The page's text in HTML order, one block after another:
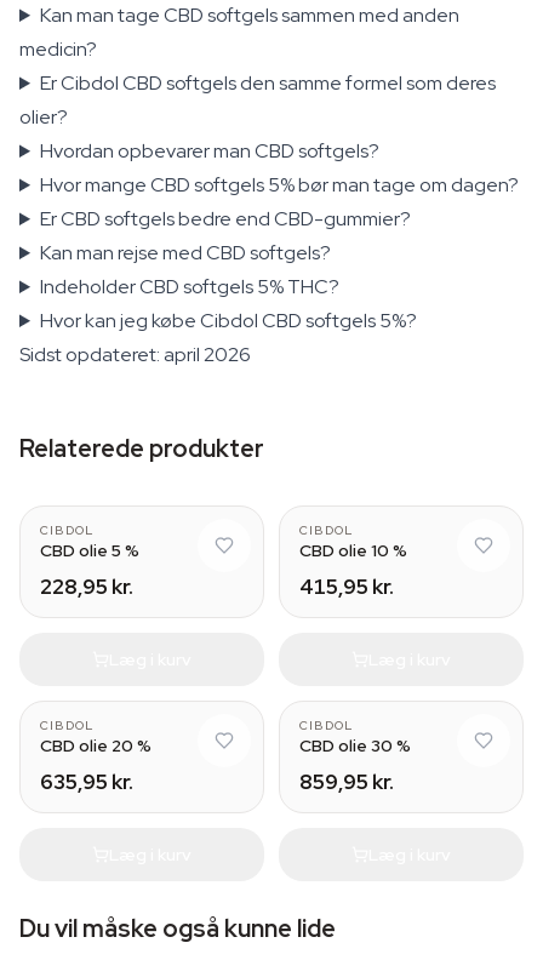
Kan man tage CBD softgels sammen med anden
medicin?
Er Cibdol CBD softgels den samme formel som deres
olier?
Hvordan opbevarer man CBD softgels?
Hvor mange CBD softgels 5% bør man tage om dagen?
Er CBD softgels bedre end CBD-gummier?
Kan man rejse med CBD softgels?
Indeholder CBD softgels 5% THC?
Hvor kan jeg købe Cibdol CBD softgels 5%?
Sidst opdateret: april 2026
Relaterede produkter
CIBDOL
CBD olie 5 %
228,95 kr.
CIBDOL
CBD olie 10 %
415,95 kr.
CIBDOL
CBD olie 20 %
635,95 kr.
CIBDOL
CBD olie 30 %
859,95 kr.
Du vil måske også kunne lide